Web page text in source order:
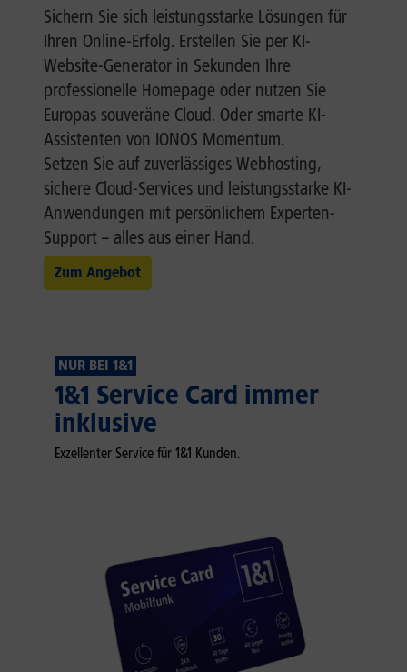
Sichern Sie sich leistungsstarke Lösungen für
Ihren Online-Erfolg. Erstellen Sie per KI-
Website-Generator in Sekunden Ihre
professionelle Homepage oder nutzen Sie
Europas souveräne Cloud. Oder smarte KI-
Assistenten von IONOS Momentum.
Setzen Sie auf zuverlässiges Webhosting,
sichere Cloud-Services und leistungsstarke KI-
Anwendungen mit persönlichem Experten-
Support – alles aus einer Hand.
Zum Angebot
NUR BEI 1&1
1&1 Service Card immer
inklusive
Exzellenter Service für 1&1 Kunden.